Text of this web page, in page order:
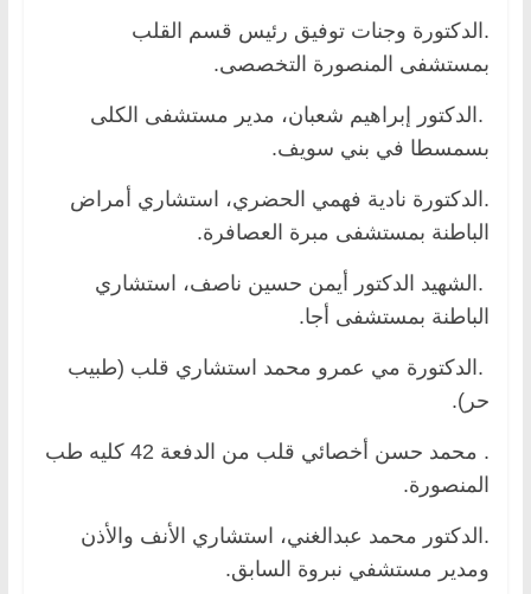
.الدكتورة وجنات توفيق رئيس قسم القلب
بمستشفى المنصورة التخصصى.
.الدكتور إبراهيم شعبان، مدير مستشفى الكلى
بسمسطا في بني سويف.
.الدكتورة نادية فهمي الحضري، استشاري أمراض
الباطنة بمستشفى مبرة العصافرة.
.الشهيد الدكتور أيمن حسين ناصف، استشاري
الباطنة بمستشفى أجا.
.الدكتورة مي عمرو محمد استشاري قلب (طبيب
حر).
. محمد حسن أخصائي قلب من الدفعة 42 كليه طب
المنصورة.
.الدكتور محمد عبدالغني، استشاري الأنف والأذن
ومدير مستشفي نبروة السابق.